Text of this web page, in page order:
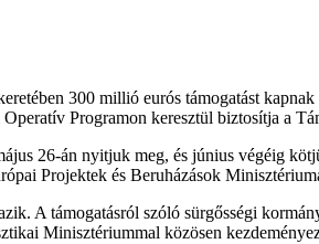
300 millió eurós támogatást
Programon keresztül biztosítja a
26-án nyitjuk meg, és június végéig
Projektek és Beruházások
A támogatásról szóló sürgősségi
Minisztériummal közösen